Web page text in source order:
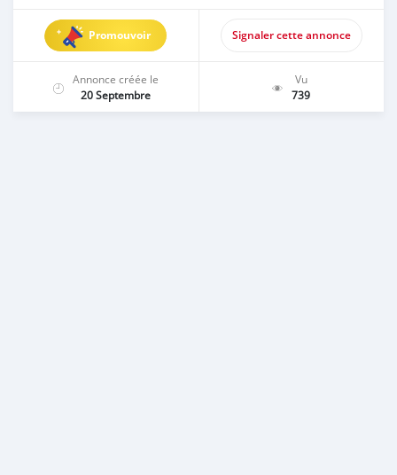
Promouvoir Signaler cette annonce
Annonce créée le
20 Septembre
Vu
739